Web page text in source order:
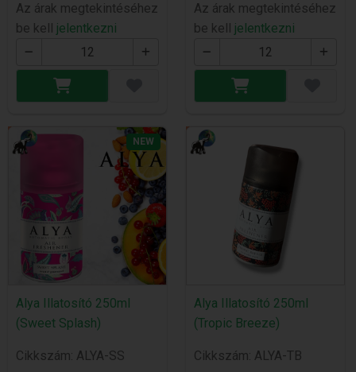
Az árak megtekintéséhez
be kell jelentkezni
Az árak megtekintéséhez
be kell jelentkezni
NEW
Alya Illatosító 250ml
(Sweet Splash)
Cikkszám: ALYA-SS
Alya Illatosító 250ml
(Tropic Breeze)
Cikkszám: ALYA-TB